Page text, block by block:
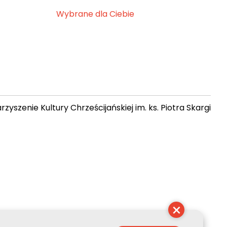
Wybrane dla Ciebie
Kultury Chrześcijańskiej im. ks. Piotra Skargi
×